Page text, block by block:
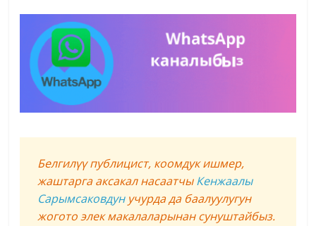
Белгилүү публицист, коомдук ишмер,
жаштарга аксакал насаатчыКенжаалы
Сарымсаковдунучурда да баалуулугун
жогото элек макалаларынан сунуштайбыз.